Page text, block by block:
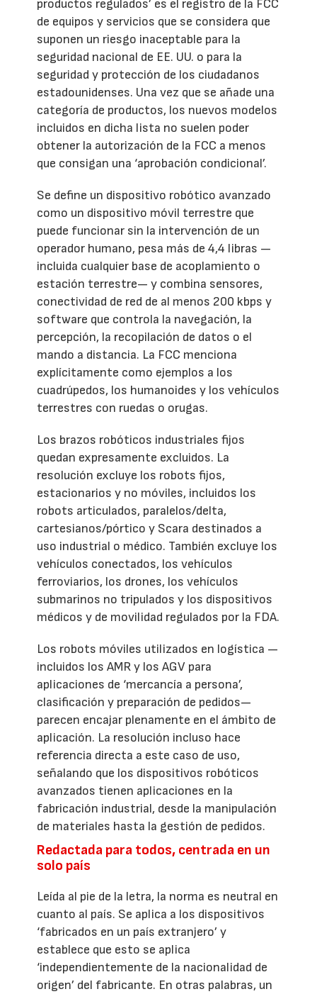
productos regulados’ es el registro de la FCC
de equipos y servicios que se considera que
suponen un riesgo inaceptable para la
seguridad nacional de EE. UU. o para la
seguridad y protección de los ciudadanos
estadounidenses. Una vez que se añade una
categoría de productos, los nuevos modelos
incluidos en dicha lista no suelen poder
obtener la autorización de la FCC a menos
que consigan una ‘aprobación condicional’.
Se define un dispositivo robótico avanzado
como un dispositivo móvil terrestre que
puede funcionar sin la intervención de un
operador humano, pesa más de 4,4 libras —
incluida cualquier base de acoplamiento o
estación terrestre— y combina sensores,
conectividad de red de al menos 200 kbps y
software que controla la navegación, la
percepción, la recopilación de datos o el
mando a distancia. La FCC menciona
explícitamente como ejemplos a los
cuadrúpedos, los humanoides y los vehículos
terrestres con ruedas o orugas.
Los brazos robóticos industriales fijos
quedan expresamente excluidos. La
resolución excluye los robots fijos,
estacionarios y no móviles, incluidos los
robots articulados, paralelos/delta,
cartesianos/pórtico y Scara destinados a
uso industrial o médico. También excluye los
vehículos conectados, los vehículos
ferroviarios, los drones, los vehículos
submarinos no tripulados y los dispositivos
médicos y de movilidad regulados por la FDA.
Los robots móviles utilizados en logística —
incluidos los AMR y los AGV para
aplicaciones de ‘mercancía a persona’,
clasificación y preparación de pedidos—
parecen encajar plenamente en el ámbito de
aplicación. La resolución incluso hace
referencia directa a este caso de uso,
señalando que los dispositivos robóticos
avanzados tienen aplicaciones en la
fabricación industrial, desde la manipulación
de materiales hasta la gestión de pedidos.
Redactada para todos, centrada en un
solo país
Leída al pie de la letra, la norma es neutral en
cuanto al país. Se aplica a los dispositivos
‘fabricados en un país extranjero’ y
establece que esto se aplica
‘independientemente de la nacionalidad de
origen’ del fabricante. En otras palabras, un